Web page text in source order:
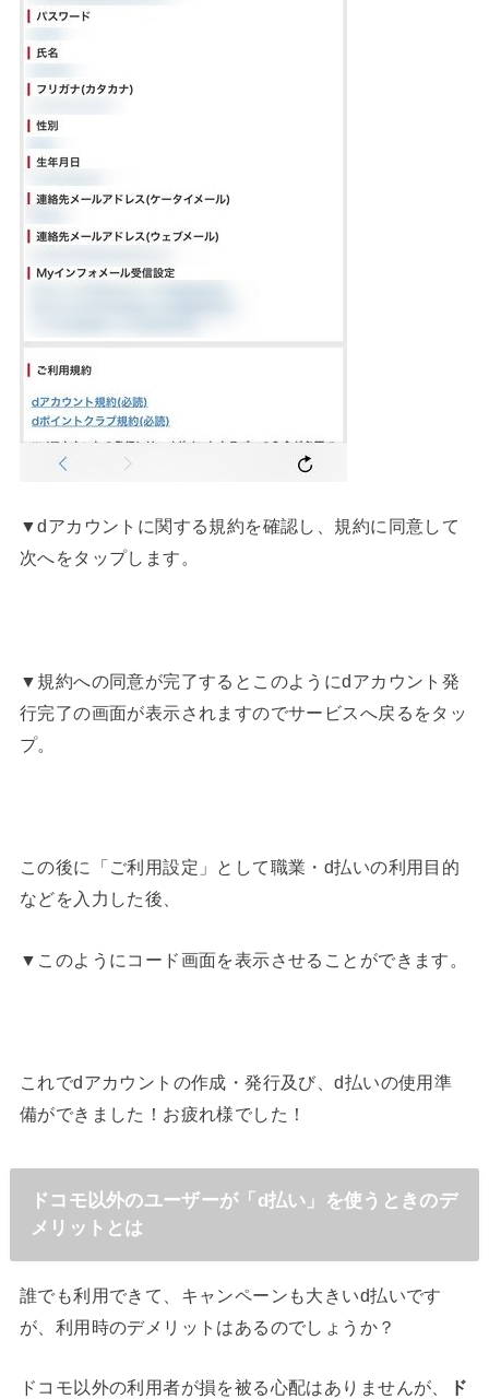
▼dアカウントに関する規約を確認し、規約に同意して
次へをタップします。
▼規約への同意が完了するとこのようにdアカウント発
行完了の画面が表示されますのでサービスへ戻るをタッ
プ。
この後に「ご利用設定」として職業・d払いの利用目的
などを入力した後、
▼このようにコード画面を表示させることができます。
これでdアカウントの作成・発行及び、d払いの使用準
備ができました！お疲れ様でした！
ドコモ以外のユーザーが「d払い」を使うときのデ
メリットとは
誰でも利用できて、キャンペーンも大きいd払いです
が、利用時のデメリットはあるのでしょうか？
ドコモ以外の利用者が損を被る心配はありませんが、
ド